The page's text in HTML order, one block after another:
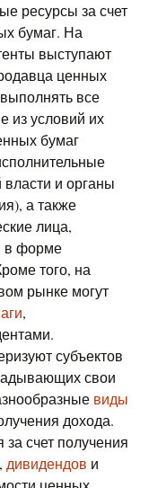
ресурсы за счет
бумаг. На
выступают
ценных
все
из условий их
бумаг
власти и органы
а также
лица,
в форме
того, на
рынке могут
,
субъектов
свои
виды
дохода.
счет получения
дивидендов и